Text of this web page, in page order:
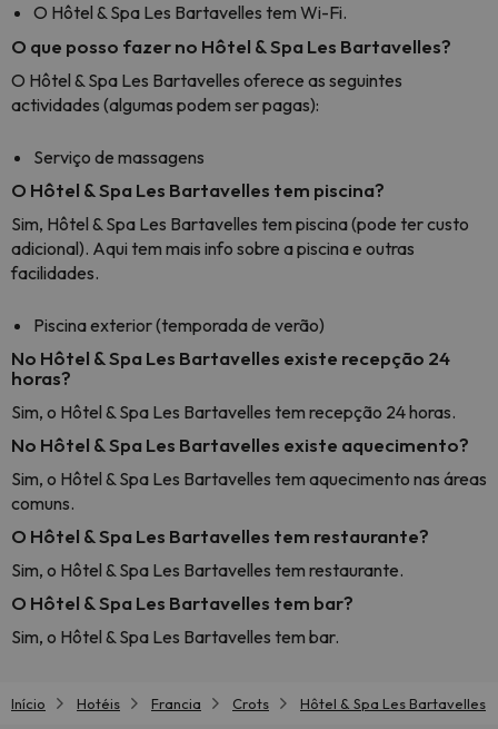
O Hôtel & Spa Les Bartavelles tem Wi-Fi.
O que posso fazer no Hôtel & Spa Les Bartavelles?
O Hôtel & Spa Les Bartavelles oferece as seguintes
actividades (algumas podem ser pagas):
Serviço de massagens
O Hôtel & Spa Les Bartavelles tem piscina?
Sim, Hôtel & Spa Les Bartavelles tem piscina (pode ter custo
adicional). Aqui tem mais info sobre a piscina e outras
facilidades.
Piscina exterior (temporada de verão)
No Hôtel & Spa Les Bartavelles existe recepção 24
horas?
Sim, o Hôtel & Spa Les Bartavelles tem recepção 24 horas.
No Hôtel & Spa Les Bartavelles existe aquecimento?
Sim, o Hôtel & Spa Les Bartavelles tem aquecimento nas áreas
comuns.
O Hôtel & Spa Les Bartavelles tem restaurante?
Sim, o Hôtel & Spa Les Bartavelles tem restaurante.
O Hôtel & Spa Les Bartavelles tem bar?
Sim, o Hôtel & Spa Les Bartavelles tem bar.
Início Hotéis Francia Crots Hôtel & Spa Les Bartavelles